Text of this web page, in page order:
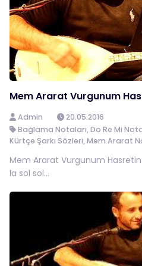
Mem Ararat Vurgunum
Admin
20.05.2016
Bağlama Notaları, Do Re Mi
Kürtçe Şarkı Sözleri, Mem Ararat
Mem Ararat Vurgunum
la sol sol...